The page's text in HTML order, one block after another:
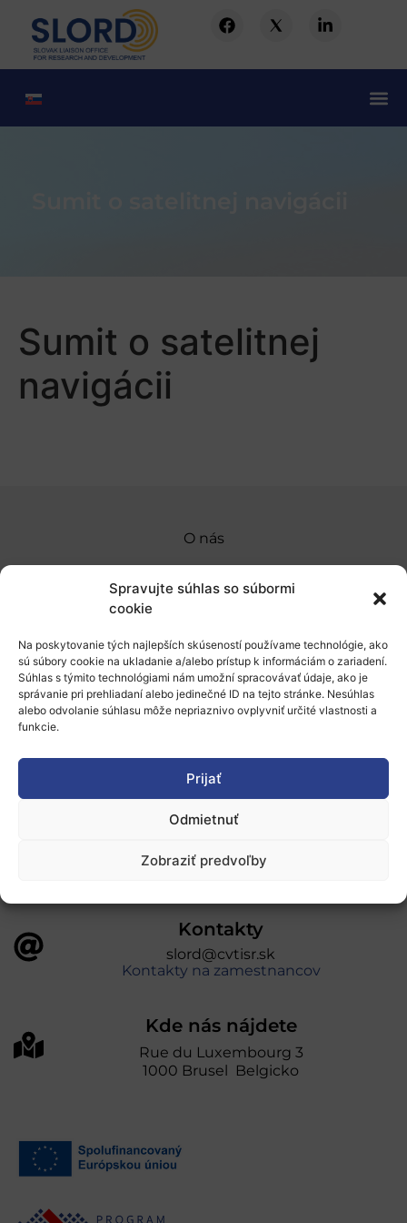
Spravujte súhlas so súbormi
cookie
Na poskytovanie tých najlepších skúseností používame technológie, ako
sú súbory cookie na ukladanie a/alebo prístup k informáciám o zariadení.
Súhlas s týmito technológiami nám umožní spracovávať údaje, ako je
správanie pri prehliadaní alebo jedinečné ID na tejto stránke. Nesúhlas
alebo odvolanie súhlasu môže nepriaznivo ovplyvniť určité vlastnosti a
funkcie.
Prijať
Odmietnuť
Zobraziť predvoľby
Sumit o satelitnej
navigácii
O nás
Financovanie a podpora
Stáže a pobyty
Novinky
Ochrana osobných údajov
„Projekt SK4ERA II je spolufinancovaný Európskou
úniou v rámci Programu Slovensko. Portál
prevádzkuje Centrum vedecko-technických
Kontakty
slord@cvtisr.sk
Kontakty na zamestnancov
Kde nás nájdete
Rue du Luxembourg 3
1000 Brusel Belgicko